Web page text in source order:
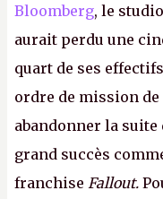
Bloomberg, le
aurait perdu une
quart de ses
ordre de mission
abandonner la suite
grand succès
franchise Fallout.